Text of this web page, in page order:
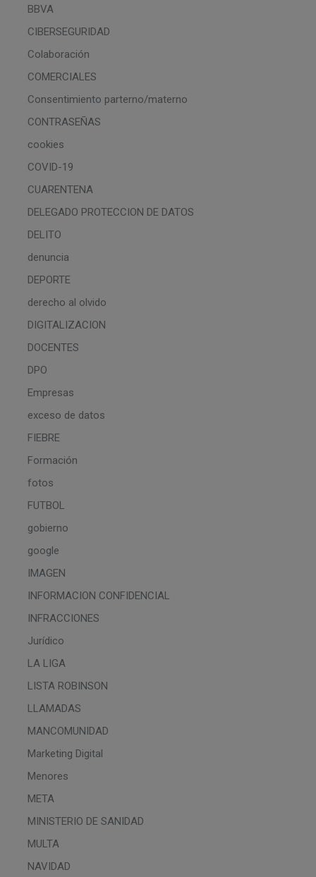
BBVA
CIBERSEGURIDAD
Colaboración
COMERCIALES
Consentimiento parterno/materno
CONTRASEÑAS
cookies
COVID-19
CUARENTENA
DELEGADO PROTECCION DE DATOS
DELITO
denuncia
DEPORTE
derecho al olvido
DIGITALIZACION
DOCENTES
DPO
Empresas
exceso de datos
FIEBRE
Formación
fotos
FUTBOL
gobierno
google
IMAGEN
INFORMACION CONFIDENCIAL
INFRACCIONES
Jurídico
LA LIGA
LISTA ROBINSON
LLAMADAS
MANCOMUNIDAD
Marketing Digital
Menores
META
MINISTERIO DE SANIDAD
MULTA
NAVIDAD